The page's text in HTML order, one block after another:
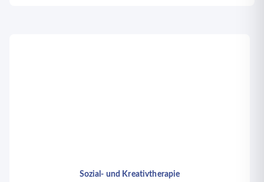
Sozial- und Kreativtherapie